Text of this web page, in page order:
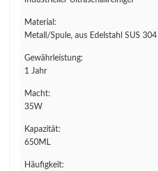
Material:
Metall/Spule, aus Edelstahl SUS 304
Gewährleistung:
1 Jahr
Macht:
35W
Kapazität:
650ML
Häufigkeit: